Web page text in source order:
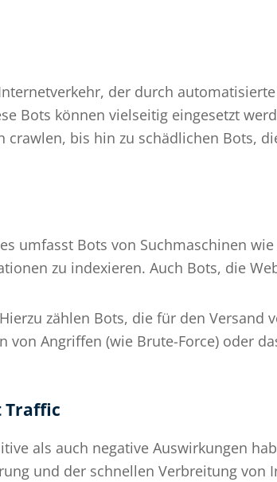
der durch
Bots können vielseitig eingesetzt
crawlen, bis hin zu schädlichen Bots,
umfasst Bots von Suchmaschinen
zu indexieren. Auch Bots, die
Hierzu zählen Bots, die für den Versand
von Angriffen (wie Brute-Force) oder
Traffic
als auch negative Auswirkungen
und der schnellen Verbreitung von